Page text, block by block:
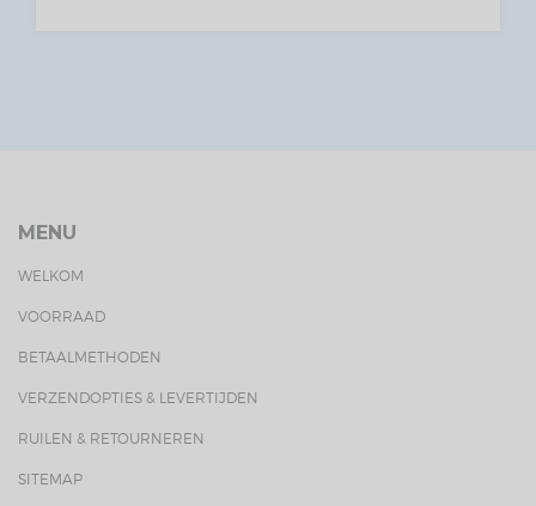
MENU
WELKOM
VOORRAAD
BETAALMETHODEN
VERZENDOPTIES & LEVERTIJDEN
RUILEN & RETOURNEREN
SITEMAP